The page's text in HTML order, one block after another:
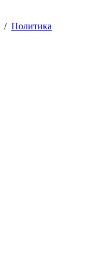
/ Политика